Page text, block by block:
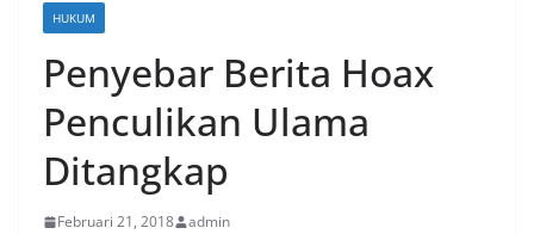
HUKUM
Penyebar Berita Hoax
Penculikan Ulama
Ditangkap
Februari 21, 2018 admin